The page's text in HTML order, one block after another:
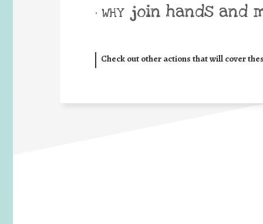
• WHY join hands and
Check out other actions that will cover